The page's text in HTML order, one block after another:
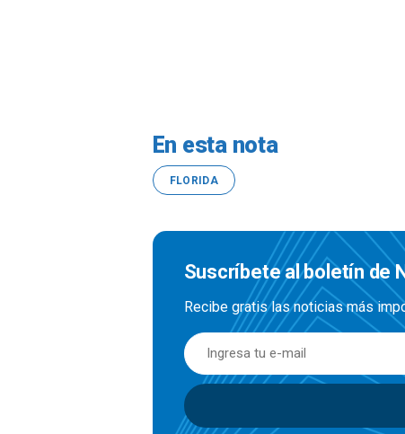
En esta nota
FLORIDA
Suscríbete al boletín de
Recibe gratis las noticias más